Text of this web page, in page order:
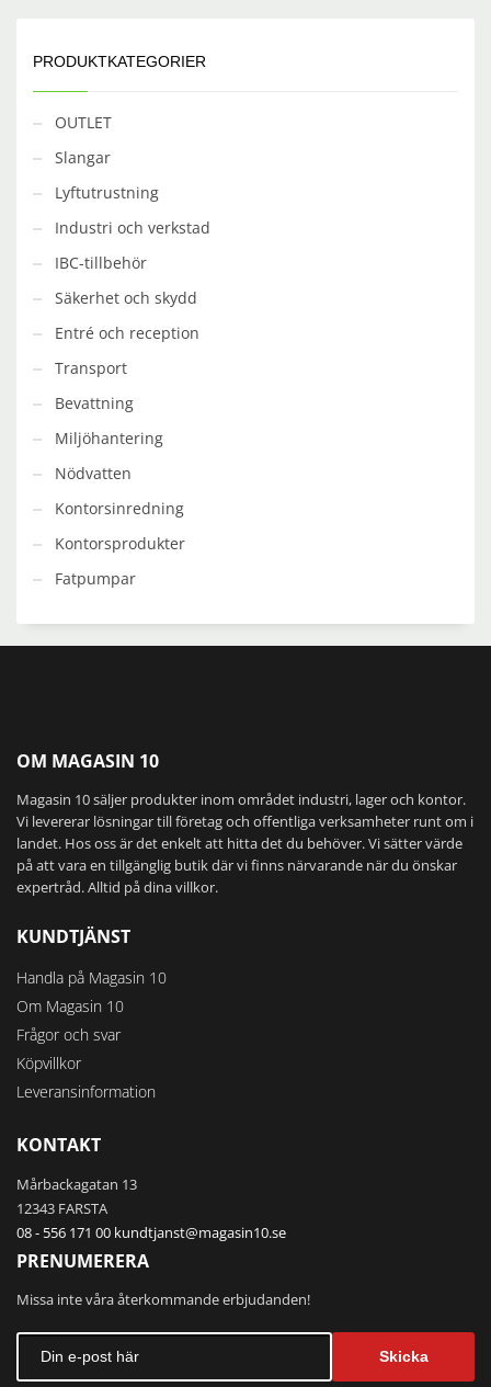
PRODUKTKATEGORIER
OUTLET
Slangar
Lyftutrustning
Industri och verkstad
IBC-tillbehör
Säkerhet och skydd
Entré och reception
Transport
Bevattning
Miljöhantering
Nödvatten
Kontorsinredning
Kontorsprodukter
Fatpumpar
OM MAGASIN 10
Magasin 10 säljer produkter inom området industri, lager och kontor.
Vi levererar lösningar till företag och offentliga verksamheter runt om i
landet. Hos oss är det enkelt att hitta det du behöver. Vi sätter värde
på att vara en tillgänglig butik där vi finns närvarande när du önskar
expertråd. Alltid på dina villkor.
KUNDTJÄNST
Handla på Magasin 10
Om Magasin 10
Frågor och svar
Köpvillkor
Leveransinformation
KONTAKT
Mårbackagatan 13
12343 FARSTA
08 - 556 171 00 kundtjanst@magasin10.se
PRENUMERERA
Missa inte våra återkommande erbjudanden!
Skicka